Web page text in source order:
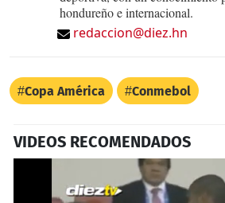
hondureño e internacional.
redaccion@diez.hn
Copa América Conmebol
VIDEOS RECOMENDADOS